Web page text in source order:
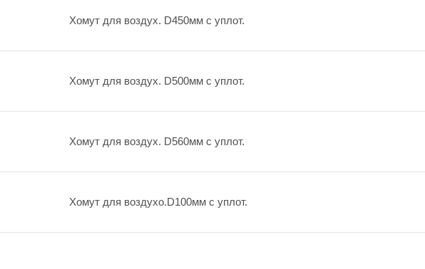
Хомут для воздух. D450мм с уплот.
Хомут для воздух. D500мм с уплот.
Хомут для воздух. D560мм с уплот.
Хомут для воздухо.D100мм с уплот.